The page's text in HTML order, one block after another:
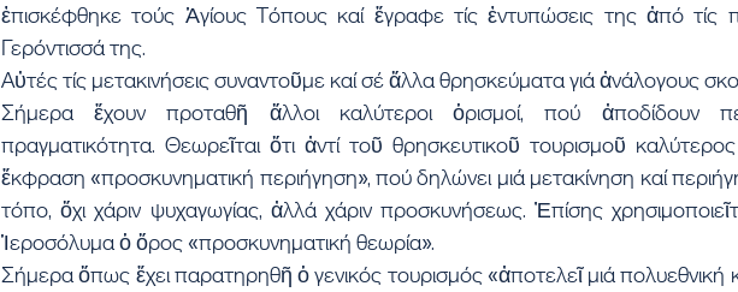
ἐπισκέφθηκε τούς Ἁγίους Τόπους καί ἔγραφε τίς ἐντυπώσεις της ἀπό τίς
Γερόντισσά της.
Αὐτές τίς μετακινήσεις συναντοῦμε καί σέ ἄλλα θρησκεύματα γιά ἀνάλογους
Σήμερα ἔχουν προταθῆ ἄλλοι καλύτεροι ὁρισμοί, πού ἀποδίδουν
πραγματικότητα. Θεωρεῖται ὅτι ἀντί τοῦ θρησκευτικοῦ τουρισμοῦ
ἔκφραση «προσκυνηματική περιήγηση», πού δηλώνει μιά μετακίνηση καί
τόπο, ὄχι χάριν ψυχαγωγίας, ἀλλά χάριν προσκυνήσεως. Ἐπίσης
Ἱεροσόλυμα ὁ ὅρος «προσκυνηματική θεωρία».
Σήμερα ὅπως ἔχει παρατηρηθῆ ὁ γενικός τουρισμός «ἀποτελεῖ μιά πολυεθνική